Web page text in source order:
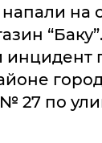
на
“Баку”.
инцидент
27 по